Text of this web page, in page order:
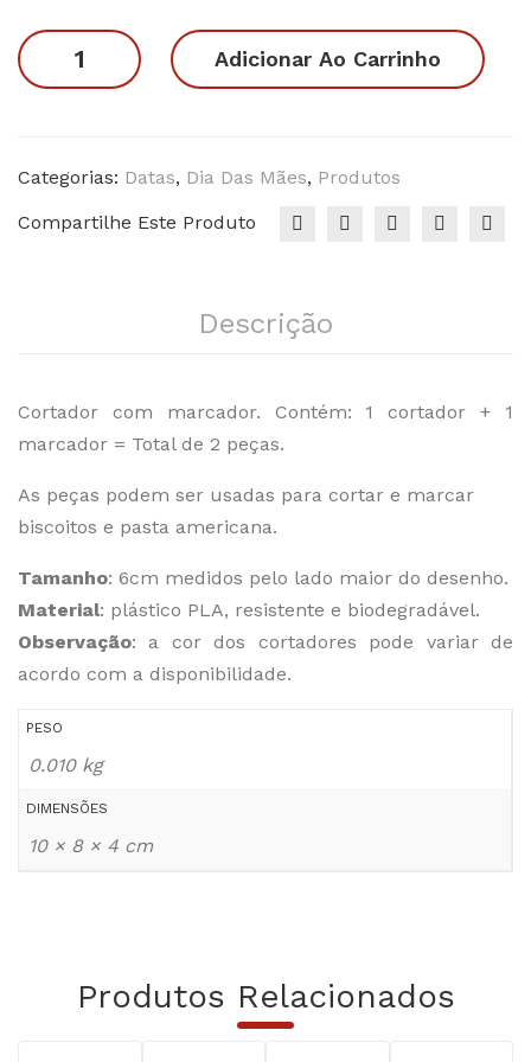
e
bê
era:
R$22.90.
é:
R$15.90.
Mãe
de
Adicionar Ao Carrinho
Categorias: Datas, Dia Das Mães, Produtos
Compartilhe Este Produto
Descrição
Cortador com marcador. Contém: 1 cortador + 1
marcador = Total de 2 peças.
As peças podem ser usadas para cortar e marcar
biscoitos e pasta americana.
Tamanho: 6cm medidos pelo lado maior do desenho.
Material: plástico PLA, resistente e biodegradável.
Observação: a cor dos cortadores pode variar de
acordo com a disponibilidade.
PESO
0.010 kg
DIMENSÕES
10 × 8 × 4 cm
Produtos Relacionados